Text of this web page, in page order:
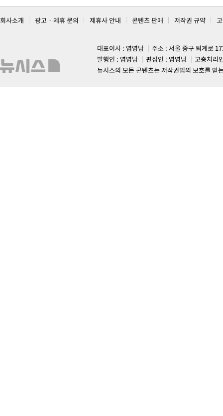
회사소개 광고 · 제휴 문의 제휴사 안내 콘텐츠 판매 저작권 규약
대표이사 : 염영남
주소 : 서울 중구 퇴계로
발행인 : 염영남
편집인 : 염영남
고충처리
뉴시스의 모든 콘텐츠는 저작권법의 보호를